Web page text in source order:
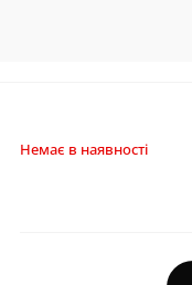
Немає в наявності